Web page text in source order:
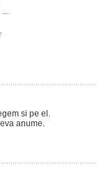
si pe el.
anume.